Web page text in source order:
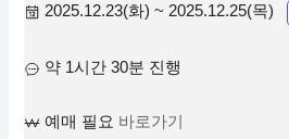
2025.12.23(화) ~ 2025.12.25(목)
약 1시간 30분 진행
예매 필요 바로가기